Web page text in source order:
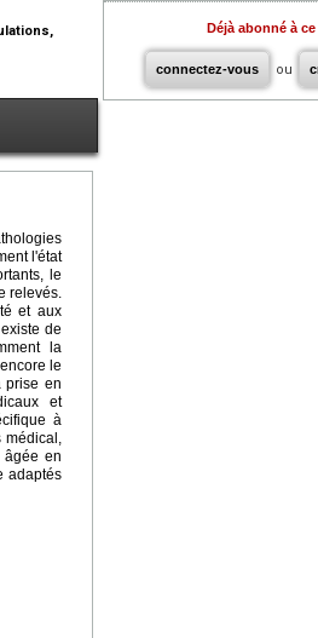
l'état
le
relevés.
et aux
de
la
le
prise en
et
à
médical,
âgée en
adaptés
Déjà abonné à
connectez-vous ou